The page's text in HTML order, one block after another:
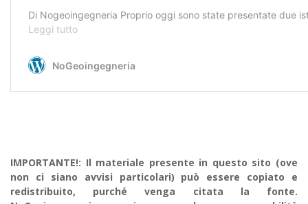
IMPORTANTE!: Il materiale presente in questo sito (ove
non ci siano avvisi particolari) può essere copiato e
redistribuito, purché venga citata la fonte.